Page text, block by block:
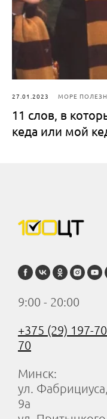
27.01.2023 МОРЕ
11 слов, в
кеда или мой
9:00 - 20:00
+375 (29) 197-
70
Минск:
ул. Фабрициуса,
9а